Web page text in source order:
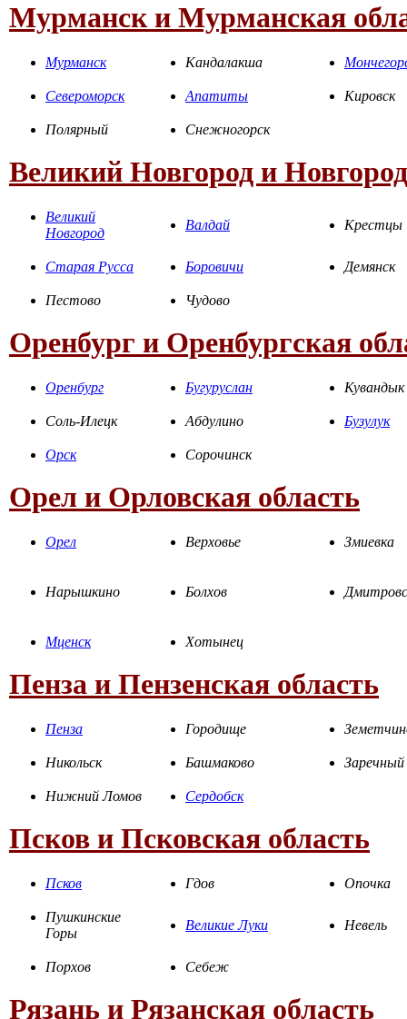
Мурманск и Мурманская
Мурманск Кандалакша
Североморск Апатиты Кировск
Полярный Снежногорск
Великий Новгород и
Великий
Новгород
Валдай Крестцы
Старая Русса Боровичи Демянск
Пестово Чудово
Оренбург и Оренбургская
Оренбург Бугуруслан Кувандык
Соль-Илецк Абдулино Бузулук
Орск Сорочинск
Орел и Орловская область
Орел Верховье Змиевка
Нарышкино Болхов
Мценск Хотынец
Пенза и Пензенская область
Пенза Городище
Никольск Башмаково Заречный
Нижний Ломов Сердобск
Псков и Псковская область
Псков Гдов Опочка
Пушкинские
Горы
Великие Луки Невель
Порхов Себеж
Рязань и Рязанская область